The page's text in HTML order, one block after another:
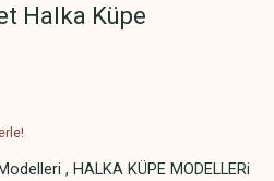
Halka Küpe
, HALKA KÜPE MODELLERi